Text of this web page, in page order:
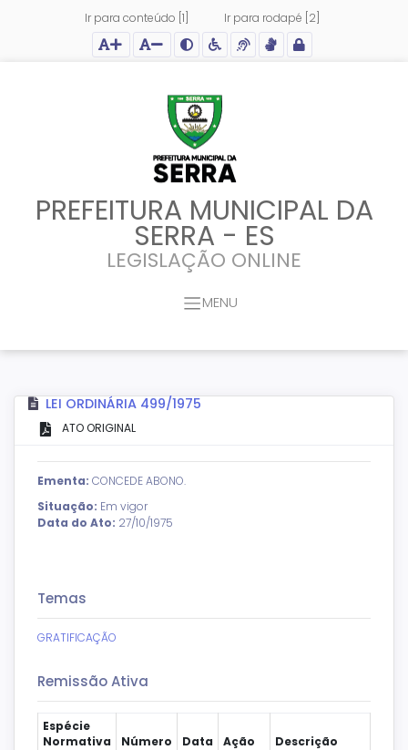
Ir para conteúdo [1] Ir para rodapé [2]
Ação para aumentar tamanho da fonte do site
Ação para diminuir tamanho da fonte do site
Ação para aplicar auto contraste no site
Acessar página sobre acessibilidade do site
Acessar página sobre NVDA - Leitor de Tela
Acessar página sobre VLibras - Tradutor de
Acessar Intranet
PREFEITURA MUNICIPAL DA
SERRA - ES
LEGISLAÇÃO ONLINE
MENU
LEI ORDINÁRIA 499/1975
ATO ORIGINAL
Ementa: CONCEDE ABONO.
Situação: Em vigor
Data do Ato: 27/10/1975
Temas
GRATIFICAÇÃO
Remissão Ativa
Espécie
Normativa
Número Data Ação
Descrição